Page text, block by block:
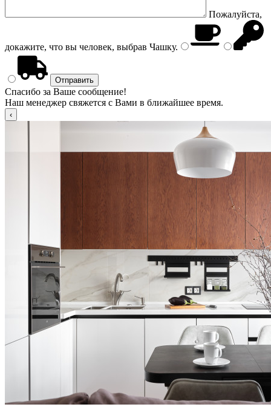
Пожалуйста,
докажите, что вы человек, выбрав Чашку.
Спасибо за Ваше сообщение!
Наш менеджер свяжется с Вами в ближайшее время.